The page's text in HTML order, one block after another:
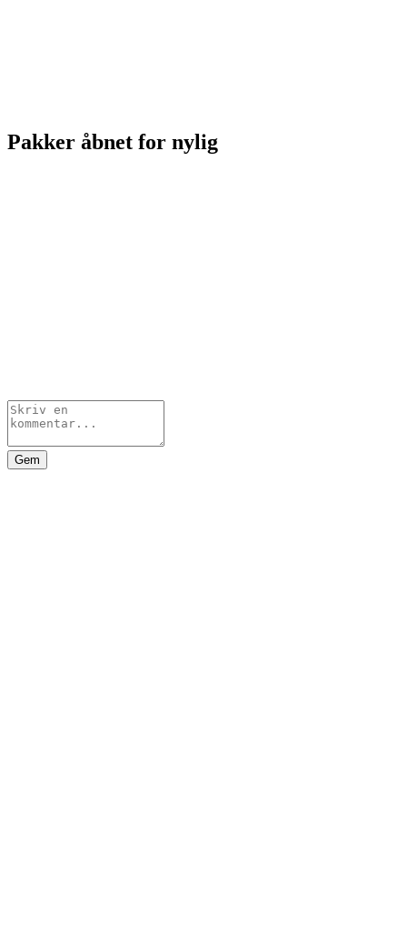
Pakker åbnet for nylig
Gem